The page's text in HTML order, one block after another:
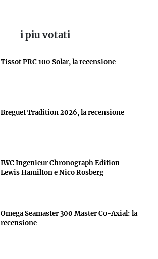
i piu votati
Tissot PRC 100 Solar, la recensione
Breguet Tradition 2026, la recensione
IWC Ingenieur Chronograph Edition
Lewis Hamilton e Nico Rosberg
Omega Seamaster 300 Master Co-Axial: la
recensione